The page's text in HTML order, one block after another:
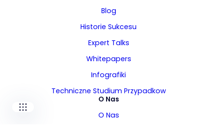
I-CARE ELECTRONICS
TECHNICAL ASSOCIATES
Blog
Historie Sukcesu
Expert Talks
Whitepapers
Infografiki
Techniczne Studium Przypadkow
O Nas
O Nas